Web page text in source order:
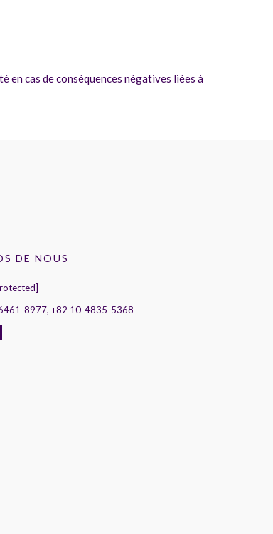
cas de conséquences négatives liées à
DE NOUS
8977, +82 10-4835-5368